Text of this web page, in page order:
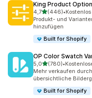
King Product
4,7von 5 Sternen
(446)
446 Rezensionen
•Kostenlos
Produkt- und
hinzufügen
Built for Shopify
OP Color Swatch
5,0von 5 Sternen
(780)
780 Rezensionen
•
Mehr verkaufen
übersichtliche
Built for Shopify